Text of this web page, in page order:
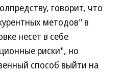
говорит, что
методов" в
несет в себе
риски", но
способ выйти на